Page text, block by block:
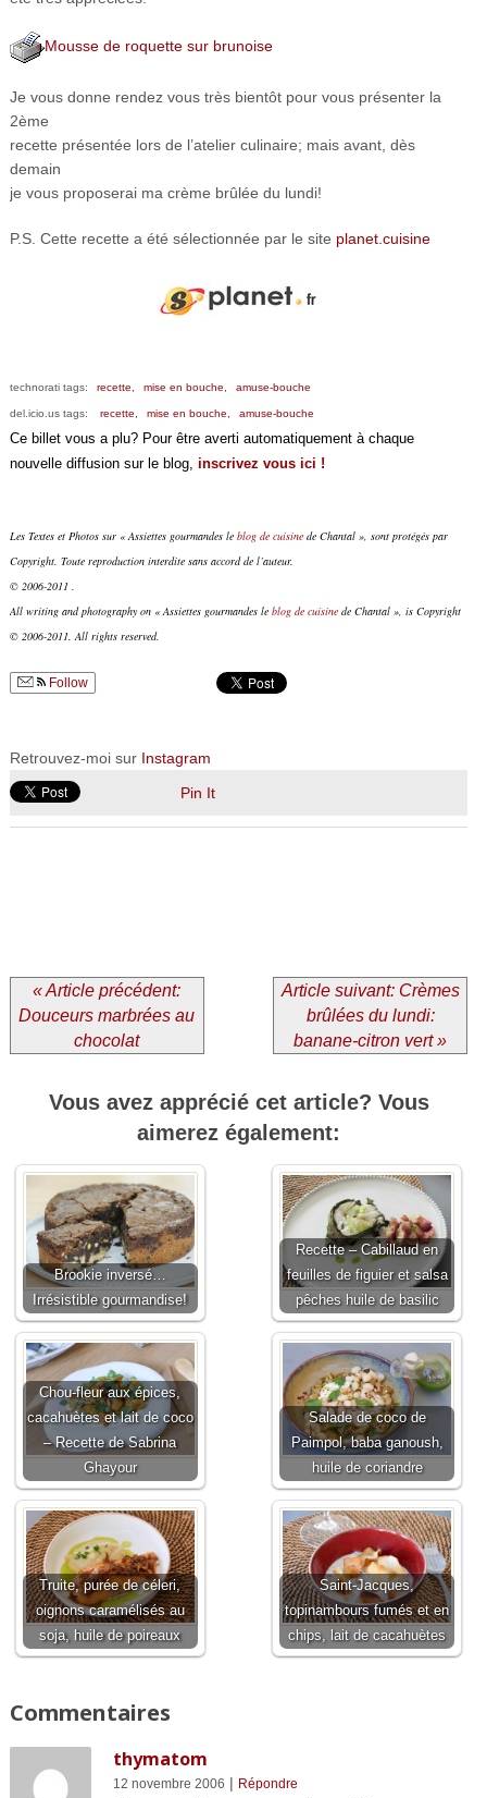
Mousse de roquette sur brunoise
Je vous donne rendez vous très bientôt pour vous présenter la
2ème
recette présentée lors de l’atelier culinaire; mais avant, dès
demain
je vous proposerai ma crème brûlée du lundi!
P.S. Cette recette a été sélectionnée par le site planet.cuisine
technorati tags: recette, mise en bouche, amuse-bouche
del.icio.us tags: recette, mise en bouche, amuse-bouche
Ce billet vous a plu? Pour être averti automatiquement à chaque
nouvelle diffusion sur le blog, inscrivez vous ici !
Les Textes et Photos sur « Assiettes gourmandes le blog de cuisinede Chantal », sont protégés par
Copyright. Toute reproduction interdite sans accord de l’auteur.
© 2006-2011 .
All writing and photography on « Assiettes gourmandes le blog de cuisinede Chantal », is Copyright
© 2006-2011. All rights reserved.
Follow
Retrouvez-moi sur Instagram
Pin It
« Article précédent:
Douceurs marbrées au
chocolat
Article suivant: Crèmes
brûlées du lundi:
banane-citron vert »
Vous avez apprécié cet article? Vous
aimerez également:
Brookie inversé…
Irrésistible gourmandise!
Recette – Cabillaud en
feuilles de figuier et salsa
pêches huile de basilic
Chou-fleur aux épices,
cacahuètes et lait de coco
– Recette de Sabrina
Ghayour
Salade de coco de
Paimpol, baba ganoush,
huile de coriandre
Truite, purée de céleri,
oignons caramélisés au
soja, huile de poireaux
Saint-Jacques,
topinambours fumés et en
chips, lait de cacahuètes
Commentaires
thymatom
12 novembre 2006 | Répondre